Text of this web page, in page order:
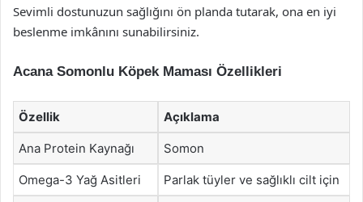
Sevimli dostunuzun sağlığını ön planda tutarak, ona en iyi
beslenme imkânını sunabilirsiniz.
Acana Somonlu Köpek Maması Özellikleri
Özellik Açıklama
Ana Protein Kaynağı Somon
Omega-3 Yağ Asitleri Parlak tüyler ve sağlıklı cilt için